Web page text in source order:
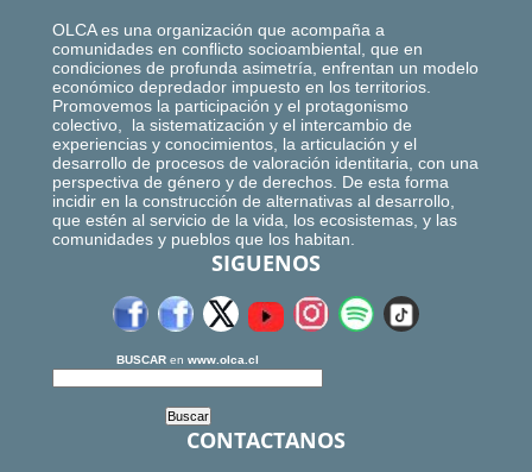
OLCA es una organización que acompaña a
comunidades en conflicto socioambiental, que en
condiciones de profunda asimetría, enfrentan un modelo
económico depredador impuesto en los territorios.
Promovemos la participación y el protagonismo
colectivo, la sistematización y el intercambio de
experiencias y conocimientos, la articulación y el
desarrollo de procesos de valoración identitaria, con una
perspectiva de género y de derechos. De esta forma
incidir en la construcción de alternativas al desarrollo,
que estén al servicio de la vida, los ecosistemas, y las
comunidades y pueblos que los habitan.
SIGUENOS
BUSCAR en www.olca.cl
CONTACTANOS